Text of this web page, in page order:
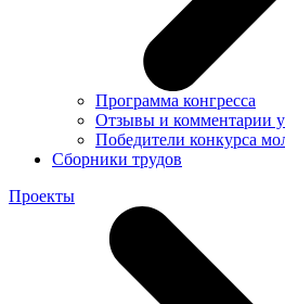
Программа конгресса
Отзывы и комментарии
Победители конкурса
Сборники трудов
Проекты